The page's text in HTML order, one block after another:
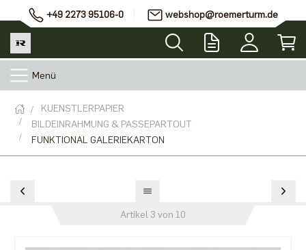
+49 2273 95106-0 webshop@roemerturm.de
Menü
KUENSTLERPAPIER
BILDEINRAHMUNG & PASSEPARTOUT
FUNKTIONAL GALERIEKARTON
Artikel 3 von 10